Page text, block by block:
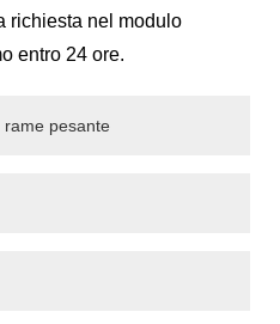
richiesta nel modulo
entro 24 ore.